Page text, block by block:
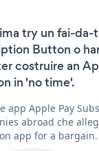
try un fai-da-
Button o
costruire an
in 'no time'.
app Apple Pay
abroad che
app for a bargain.